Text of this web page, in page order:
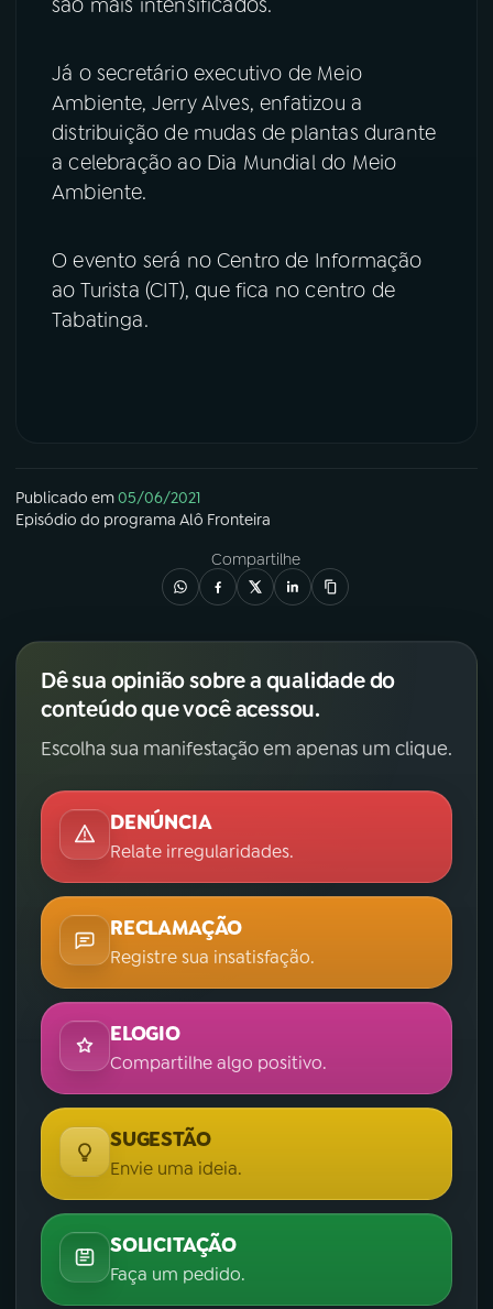
são mais intensificados.
Já o secretário executivo de Meio
Ambiente, Jerry Alves, enfatizou a
distribuição de mudas de plantas durante
a celebração ao Dia Mundial do Meio
Ambiente.
O evento será no Centro de Informação
ao Turista (CIT), que fica no centro de
Tabatinga.
Publicado em05/06/2021
Episódio do programa Alô Fronteira
Compartilhe
Dê sua opinião sobre a qualidade do
conteúdo que você acessou.
Escolha sua manifestação em apenas um clique.
DENÚNCIA
Relate irregularidades.
RECLAMAÇÃO
Registre sua insatisfação.
ELOGIO
Compartilhe algo positivo.
SUGESTÃO
Envie uma ideia.
SOLICITAÇÃO
Faça um pedido.